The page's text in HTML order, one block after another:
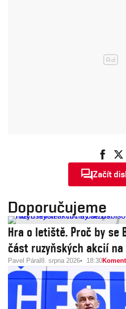
Začít
Doporučujeme
Hra o letiště. Proč by se
část ruzyňských akcií na
Pavel Páral 8. srpna 2026 18:30